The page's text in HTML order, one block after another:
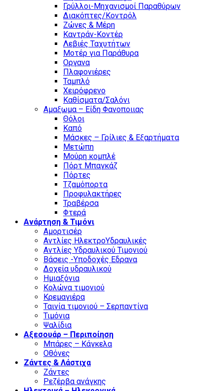
Γρύλλοι-Μηχανισμοί Παραθύρων
Διακόπτες/Κοντρόλ
Ζώνες & Μέρη
Καντράν-Κοντέρ
Λεβιές Ταχυτήτων
Μοτέρ για Παράθυρα
Οργανα
Πλαφονιέρες
Ταμπλό
Χειρόφρενο
Καθίσματα/Σαλόνι
Αμαξωμα – Είδη Φανοποιιας
Θόλοι
Καπό
Μάσκες – Γρίλιες & Εξαρτήματα
Μετώπη
Μούρη κομπλέ
Πόρτ Μπαγκάζ
Πόρτες
Τζαμόπορτα
Προφυλακτήρες
Τραβέρσα
Φτερά
Ανάρτηση & Τιμόνι
Αμορτισέρ
Αντλίες ΗλεκτροΥδραυλικές
Αντλίες Υδραυλικού Τιμονιού
Βάσεις -Υποδοχές Εδρανα
Δοχεία υδραυλικού
Ημιαξόνια
Κολώνα τιμονιού
Κρεμαγιέρα
Ταινία τιμονιού – Σερπαντίνα
Τιμόνια
Ψαλίδια
Αξεσουάρ – Περιποίηση
Μπάρες – Κάγκελα
Οθόνες
Ζάντες & Λάστιχα
Ζάντες
Ρεζέρβα ανάγκης